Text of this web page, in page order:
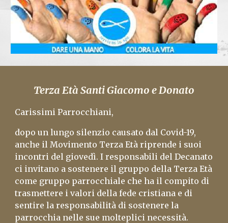
Terza Età Santi Giacomo e Donato
Carissimi Parrocchiani,
dopo un lungo silenzio causato dal Covid-19,
anche il Movimento Terza Età riprende i suoi
incontri del giovedì. I responsabili del Decanato
ci invitano a sostenere il gruppo della Terza Età
come gruppo parrocchiale che ha il compito di
trasmettere i valori della fede cristiana e di
sentire la responsabilità di sostenere la
parrocchia nelle sue molteplici necessità.